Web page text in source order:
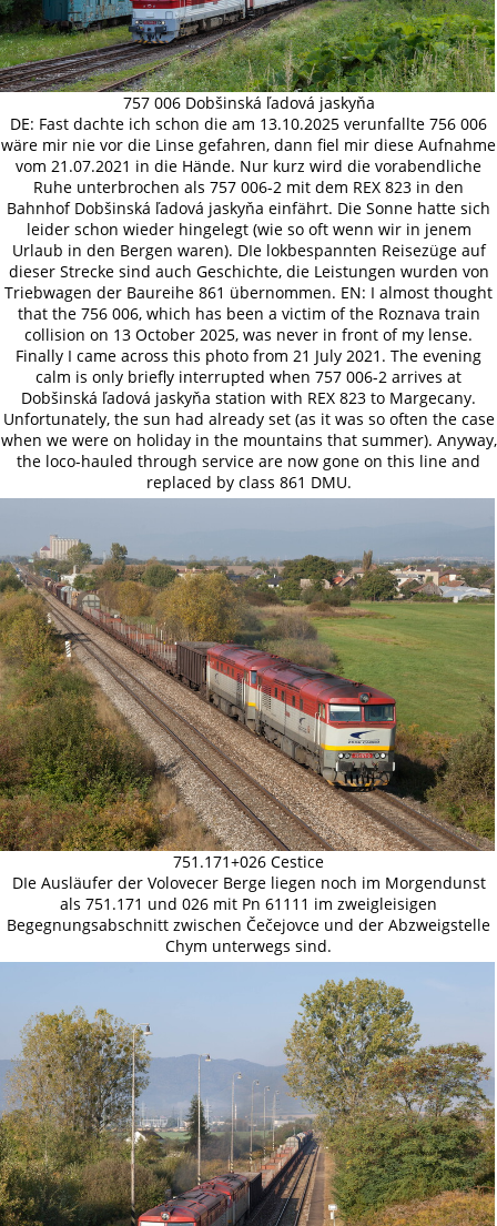
757 006 Dobšinská ľadová jaskyňa
DE: Fast dachte ich schon die am 13.10.2025 verunfallte 756 006
wäre mir nie vor die Linse gefahren, dann fiel mir diese Aufnahme
vom 21.07.2021 in die Hände. Nur kurz wird die vorabendliche
Ruhe unterbrochen als 757 006-2 mit dem REX 823 in den
Bahnhof Dobšinská ľadová jaskyňa einfährt. Die Sonne hatte sich
leider schon wieder hingelegt (wie so oft wenn wir in jenem
Urlaub in den Bergen waren). DIe lokbespannten Reisezüge auf
dieser Strecke sind auch Geschichte, die Leistungen wurden von
Triebwagen der Baureihe 861 übernommen. EN: I almost thought
that the 756 006, which has been a victim of the Roznava train
collision on 13 October 2025, was never in front of my lense.
Finally I came across this photo from 21 July 2021. The evening
calm is only briefly interrupted when 757 006-2 arrives at
Dobšinská ľadová jaskyňa station with REX 823 to Margecany.
Unfortunately, the sun had already set (as it was so often the case
when we were on holiday in the mountains that summer). Anyway,
the loco-hauled through service are now gone on this line and
replaced by class 861 DMU.
751.171+026 Cestice
DIe Ausläufer der Volovecer Berge liegen noch im Morgendunst
als 751.171 und 026 mit Pn 61111 im zweigleisigen
Begegnungsabschnitt zwischen Čečejovce und der Abzweigstelle
Chym unterwegs sind.